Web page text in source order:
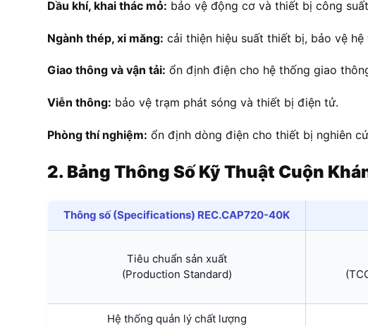
Dầu khí, khai thác mỏ: bảo vệ động cơ và thiết bị công
Ngành thép, xi măng: cải thiện hiệu suất thiết bị, bảo vệ hệ
Giao thông và vận tải: ổn định điện cho hệ thống giao
Viễn thông: bảo vệ trạm phát sóng và thiết bị điện tử.
Phòng thí nghiệm: ổn định dòng điện cho thiết bị nghiên
2. Bảng Thông Số Kỹ Thuật Cuộn
Thông số (Specifications) REC.CAP720-40K
Tiêu chuẩn sản xuất
(Production Standard)
Hệ thống quản lý chất lượng